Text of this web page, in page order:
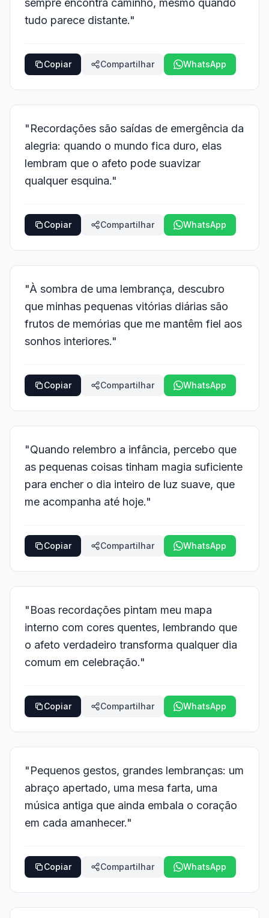
sempre encontra caminho, mesmo quando
tudo parece distante."
Copiar Compartilhar WhatsApp
"Recordações são saídas de emergência da
alegria: quando o mundo fica duro, elas
lembram que o afeto pode suavizar
qualquer esquina."
Copiar Compartilhar WhatsApp
"À sombra de uma lembrança, descubro
que minhas pequenas vitórias diárias são
frutos de memórias que me mantêm fiel aos
sonhos interiores."
Copiar Compartilhar WhatsApp
"Quando relembro a infância, percebo que
as pequenas coisas tinham magia suficiente
para encher o dia inteiro de luz suave, que
me acompanha até hoje."
Copiar Compartilhar WhatsApp
"Boas recordações pintam meu mapa
interno com cores quentes, lembrando que
o afeto verdadeiro transforma qualquer dia
comum em celebração."
Copiar Compartilhar WhatsApp
"Pequenos gestos, grandes lembranças: um
abraço apertado, uma mesa farta, uma
música antiga que ainda embala o coração
em cada amanhecer."
Copiar Compartilhar WhatsApp